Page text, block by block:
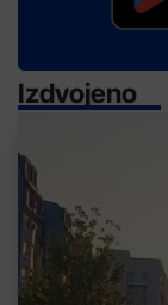
Izdvojeno